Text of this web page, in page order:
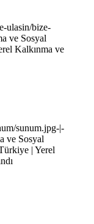
ulasin/bize-
ve Sosyal
Kalkınma ve
sunum.jpg-|-
ve Sosyal
| Yerel